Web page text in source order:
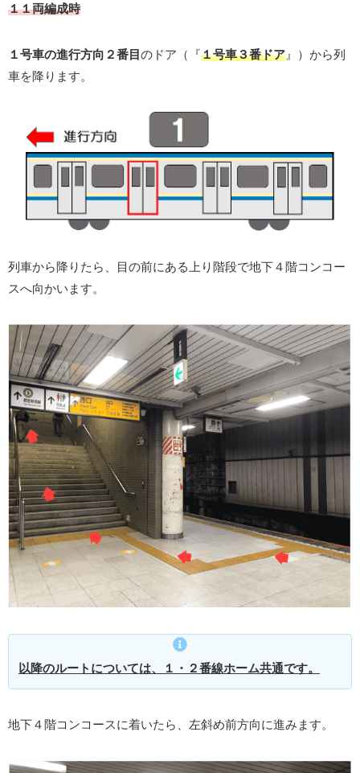
１１両編成時
１号車の進行方向２番目 のドア（『１号車３番ドア 』）から列
車を降ります。
列車から降りたら、目の前にある上り階段で地下４階コンコー
スへ向かいます。
以降のルートについては、１・２番線ホーム共通です。
地下４階コンコースに着いたら、左斜め前方向に進みます。